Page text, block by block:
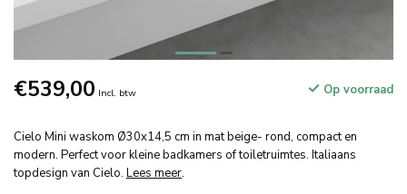
€539,00 Incl. btw Op voorraad
Cielo Mini waskom Ø30x14,5 cm in mat beige- rond, compact en
modern. Perfect voor kleine badkamers of toiletruimtes. Italiaans
topdesign van Cielo. Lees meer.